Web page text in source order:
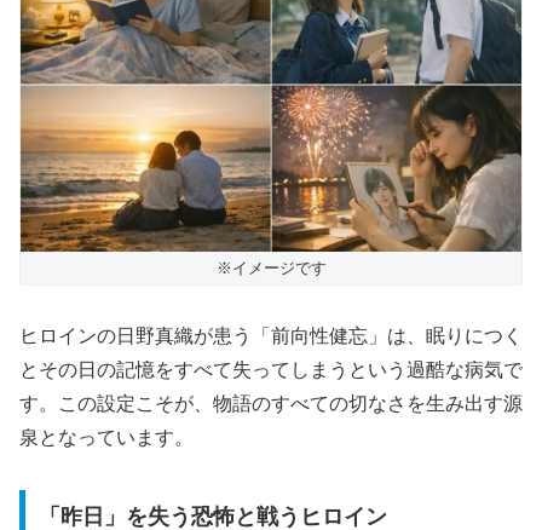
※イメージです
ヒロインの日野真織が患う「前向性健忘」は、眠りにつく
とその日の記憶をすべて失ってしまうという過酷な病気で
す。この設定こそが、物語のすべての切なさを生み出す源
泉となっています。
「昨日」を失う恐怖と戦うヒロイン